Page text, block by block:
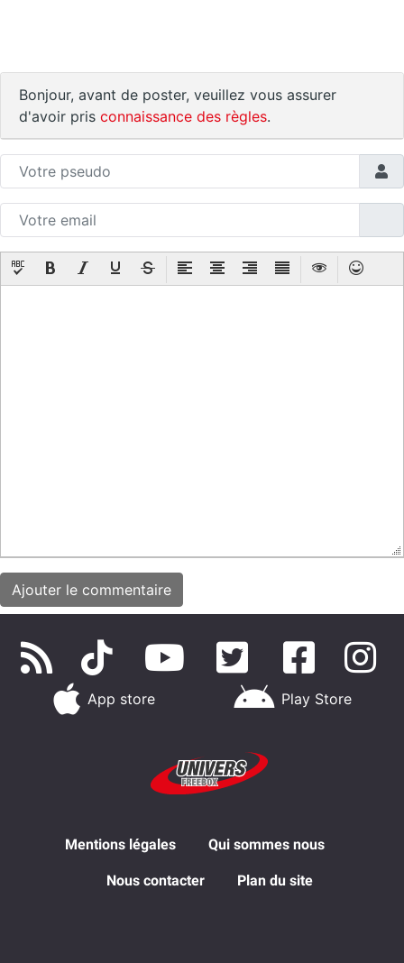
Bonjour, avant de poster, veuillez vous assurer
d'avoir pris connaissance des règles.
App store Play Store
Mentions légales Qui sommes nous
Nous contacter Plan du site